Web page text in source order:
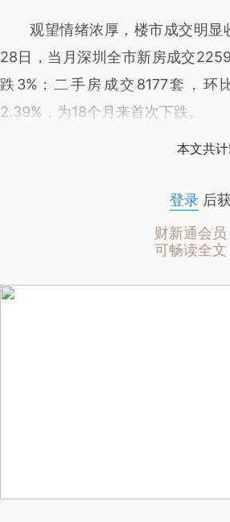
观望情绪浓厚，楼市成交明显
28日，当月深圳全市新房成交
跌3%；二手房成交8177套，
2.39%，为18个月来首次下跌。
本文共
登录后
财新通会员
可畅读全文